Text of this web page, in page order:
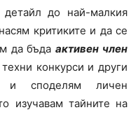
до най-малкия
критиките и да се
да бъдаактивен член
конкурси и други
и споделям личен
изучавам тайните на